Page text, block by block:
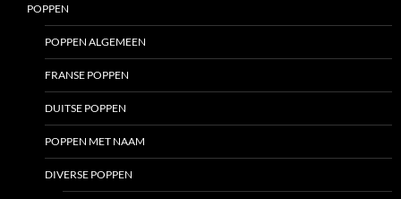
POPPEN
POPPEN ALGEMEEN
FRANSE POPPEN
DUITSE POPPEN
POPPEN MET NAAM
DIVERSE POPPEN